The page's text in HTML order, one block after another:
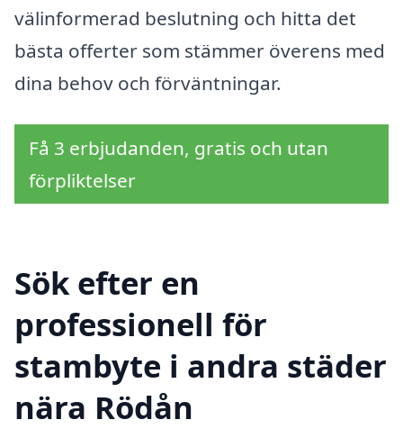
välinformerad beslutning och hitta det
bästa offerter som stämmer överens med
dina behov och förväntningar.
Få 3 erbjudanden, gratis och utan
förpliktelser
Sök efter en
professionell för
stambyte i andra städer
nära Rödån